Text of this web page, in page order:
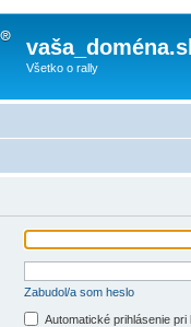
Všetko o rally
Zabudol/a som heslo
Automatické prihlásenie